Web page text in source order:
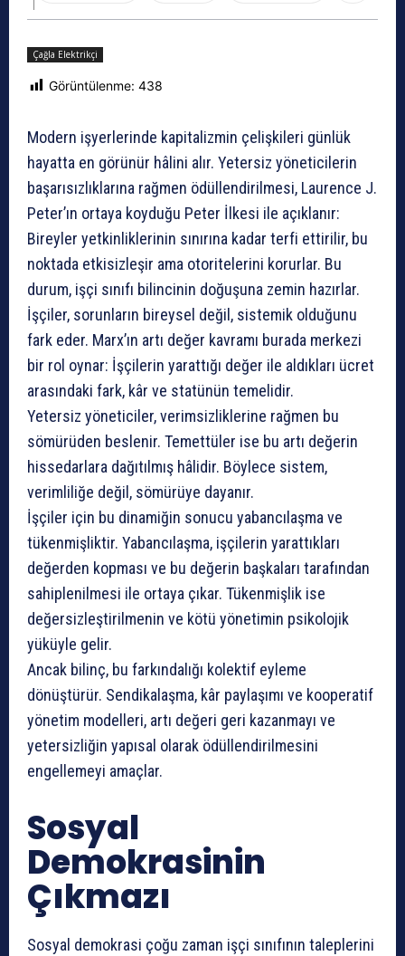
Çağla Elektrikçi
Görüntülenme: 438
Modern işyerlerinde kapitalizmin çelişkileri günlük
hayatta en görünür hâlini alır. Yetersiz yöneticilerin
başarısızlıklarına rağmen ödüllendirilmesi, Laurence J.
Peter’ın ortaya koyduğu Peter İlkesi ile açıklanır:
Bireyler yetkinliklerinin sınırına kadar terfi ettirilir, bu
noktada etkisizleşir ama otoritelerini korurlar. Bu
durum, işçi sınıfı bilincinin doğuşuna zemin hazırlar.
İşçiler, sorunların bireysel değil, sistemik olduğunu
fark eder. Marx’ın artı değer kavramı burada merkezi
bir rol oynar: İşçilerin yarattığı değer ile aldıkları ücret
arasındaki fark, kâr ve statünün temelidir.
Yetersiz yöneticiler, verimsizliklerine rağmen bu
sömürüden beslenir. Temettüler ise bu artı değerin
hissedarlara dağıtılmış hâlidir. Böylece sistem,
verimliliğe değil, sömürüye dayanır.
İşçiler için bu dinamiğin sonucu yabancılaşma ve
tükenmişliktir. Yabancılaşma, işçilerin yarattıkları
değerden kopması ve bu değerin başkaları tarafından
sahiplenilmesi ile ortaya çıkar. Tükenmişlik ise
değersizleştirilmenin ve kötü yönetimin psikolojik
yüküyle gelir.
Ancak bilinç, bu farkındalığı kolektif eyleme
dönüştürür. Sendikalaşma, kâr paylaşımı ve kooperatif
yönetim modelleri, artı değeri geri kazanmayı ve
yetersizliğin yapısal olarak ödüllendirilmesini
engellemeyi amaçlar.
Sosyal
Demokrasinin
Çıkmazı
Sosyal demokrasi çoğu zaman işçi sınıfının taleplerini